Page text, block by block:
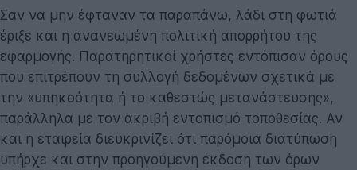
Σαν να μην έφταναν τα παραπάνω, λάδι στη φωτιά
έριξε και η ανανεωμένη πολιτική απορρήτου της
εφαρμογής. Παρατηρητικοί χρήστες εντόπισαν όρους
που επιτρέπουν τη συλλογή δεδομένων σχετικά με
την «υπηκοότητα ή το καθεστώς μετανάστευσης»,
παράλληλα με τον ακριβή εντοπισμό τοποθεσίας. Αν
και η εταιρεία διευκρινίζει ότι παρόμοια διατύπωση
υπήρχε και στην προηγούμενη έκδοση των όρων